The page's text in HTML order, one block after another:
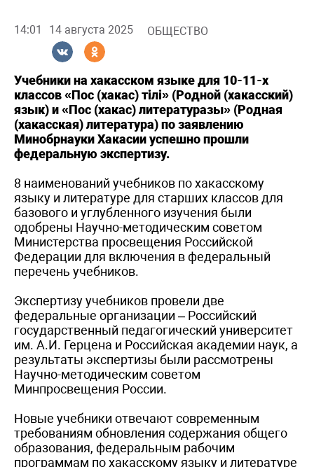
14:01 14 августа 2025 ОБЩЕСТВО
Учебники на хакасском языке для 10-11-х
классов «Пос (хакас) тiлi» (Родной (хакасский)
язык) и «Пос (хакас) литературазы» (Родная
(хакасская) литература) по заявлению
Минобрнауки Хакасии успешно прошли
федеральную экспертизу.
8 наименований учебников по хакасскому
языку и литературе для старших классов для
базового и углубленного изучения были
одобрены Научно-методическим советом
Министерства просвещения Российской
Федерации для включения в федеральный
перечень учебников.
Экспертизу учебников провели две
федеральные организации – Российский
государственный педагогический университет
им. А.И. Герцена и Российская академии наук, а
результаты экспертизы были рассмотрены
Научно-методическим советом
Минпросвещения России.
Новые учебники отвечают современным
требованиям обновления содержания общего
образования, федеральным рабочим
программам по хакасскому языку и литературе